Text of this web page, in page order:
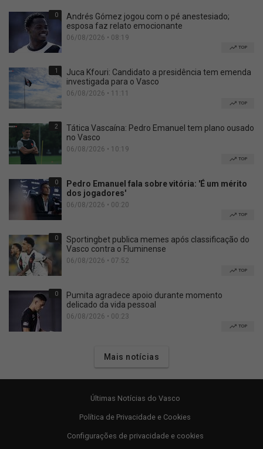
0
Andrés Gómez jogou com o pé anestesiado;
esposa faz relato emocionante
06/08/2026 • 08:19
TOP
1
Juca Kfouri: Candidato a presidência tem emenda
investigada para o Vasco
06/08/2026 • 11:11
TOP
2
Tática Vascaína: Pedro Emanuel tem plano ousado
no Vasco
06/08/2026 • 10:19
TOP
0
Pedro Emanuel fala sobre vitória: 'É um mérito
dos jogadores'
06/08/2026 • 00:20
TOP
0
Sportingbet publica memes após classificação do
Vasco contra o Fluminense
06/08/2026 • 07:52
TOP
0
Pumita agradece apoio durante momento
delicado da vida pessoal
06/08/2026 • 00:23
TOP
Mais notícias
Últimas Notícias do Vasco
Política de Privacidade e Cookies
Configurações de privacidade e cookies